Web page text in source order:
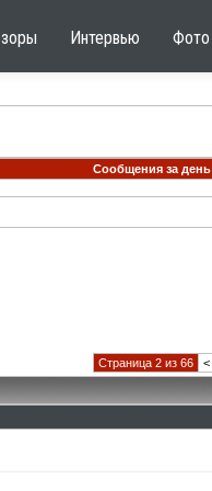
Интервью Фото
Сообщения за день
Страница 2 из 66 <